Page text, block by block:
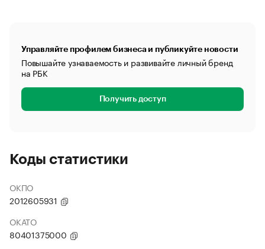
Управляйте профилем бизнеса и публикуйте новости
Повышайте узнаваемость и развивайте личный бренд
на РБК
Получить доступ
Коды статистики
ОКПО
2012605931
ОКАТО
80401375000